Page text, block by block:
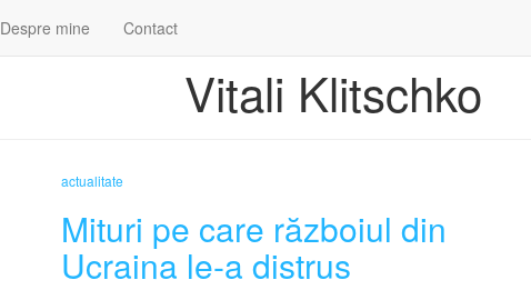
Despre mine Contact
Vitali Klitschko
actualitate
Mituri pe care războiul din
Ucraina le-a distrus